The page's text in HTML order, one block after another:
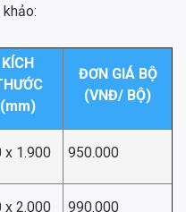
KÍCH
(mm)
ĐƠN GIÁ BỘ
(VNĐ/ BỘ)
x 1.900 950.000
x 2.000 990.000